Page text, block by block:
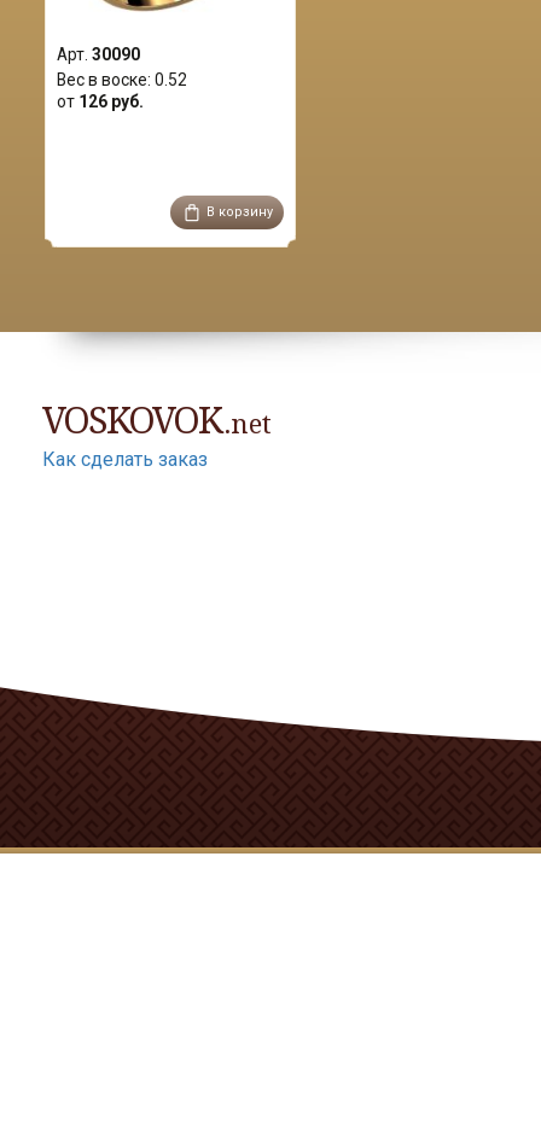
Арт. 30090
Вес в воске: 0.52
от 126 руб.
В корзину
VOSKOVOK.net
Как сделать заказ